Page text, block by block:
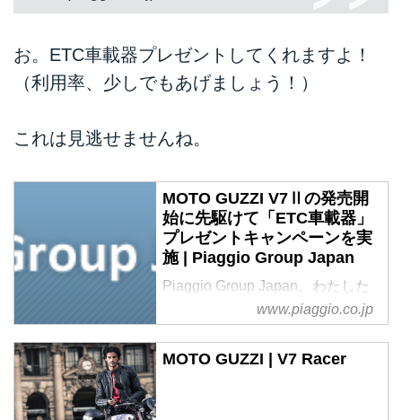
お。ETC車載器プレゼントしてくれますよ！
（利用率、少しでもあげましょう！ ）
これは見逃せませんね。
MOTO GUZZI V7Ⅱの発売開
始に先駆けて「ETC車載器」
プレゼントキャンペーンを実
施 | Piaggio Group Japan
Piaggio Group Japan。わたした
ち、ピアッジオ グループ ジャパ
ンは、スクーター発祥の地、モー
ターサイクルの本場イタリアの個
性溢れる6つのブランドのマエス
www.piaggio.co.jp
MOTO GUZZI | V7 Racer